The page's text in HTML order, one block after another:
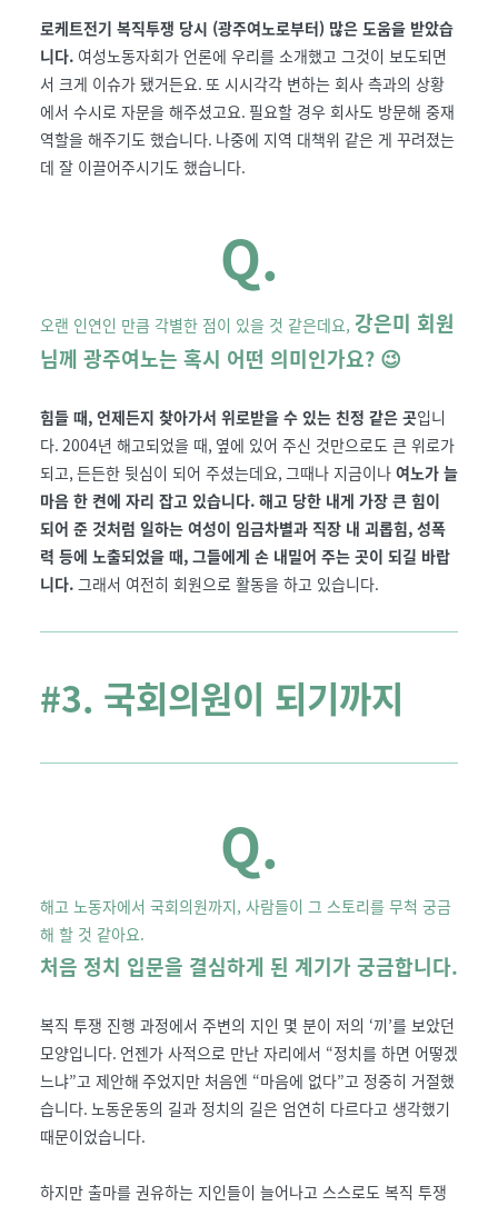
로케트전기 복직투쟁 당시 (광주여노로부터) 많은 도움을 받았습
니다. 여성노동자회가 언론에 우리를 소개했고 그것이 보도되면
서 크게 이슈가 됐거든요. 또 시시각각 변하는 회사 측과의 상황
에서 수시로 자문을 해주셨고요. 필요할 경우 회사도 방문해 중재
역할을 해주기도 했습니다. 나중에 지역 대책위 같은 게 꾸려졌는
데 잘 이끌어주시기도 했습니다.
Q.
오랜 인연인 만큼 각별한 점이 있을 것 같은데요, 강은미 회원
님께 광주여노는 혹시 어떤 의미인가요? 😉
힘들 때, 언제든지 찾아가서 위로받을 수 있는 친정 같은 곳입니
다. 2004년 해고되었을 때, 옆에 있어 주신 것만으로도 큰 위로가
되고, 든든한 뒷심이 되어 주셨는데요, 그때나 지금이나 여노가 늘
마음 한 켠에 자리 잡고 있습니다. 해고 당한 내게 가장 큰 힘이
되어 준 것처럼 일하는 여성이 임금차별과 직장 내 괴롭힘, 성폭
력 등에 노출되었을 때, 그들에게 손 내밀어 주는 곳이 되길 바랍
니다. 그래서 여전히 회원으로 활동을 하고 있습니다.
#3. 국회의원이 되기까지
Q.
해고 노동자에서 국회의원까지, 사람들이 그 스토리를 무척 궁금
해 할 것 같아요.
처음 정치 입문을 결심하게 된 계기가 궁금합니다.
복직 투쟁 진행 과정에서 주변의 지인 몇 분이 저의 ‘끼’를 보았던
모양입니다. 언젠가 사적으로 만난 자리에서 “정치를 하면 어떻겠
느냐”고 제안해 주었지만 처음엔 “마음에 없다”고 정중히 거절했
습니다. 노동운동의 길과 정치의 길은 엄연히 다르다고 생각했기
때문이었습니다.
하지만 출마를 권유하는 지인들이 늘어나고 스스로도 복직 투쟁